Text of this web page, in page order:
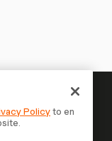
する価値
しょう
Policyto en